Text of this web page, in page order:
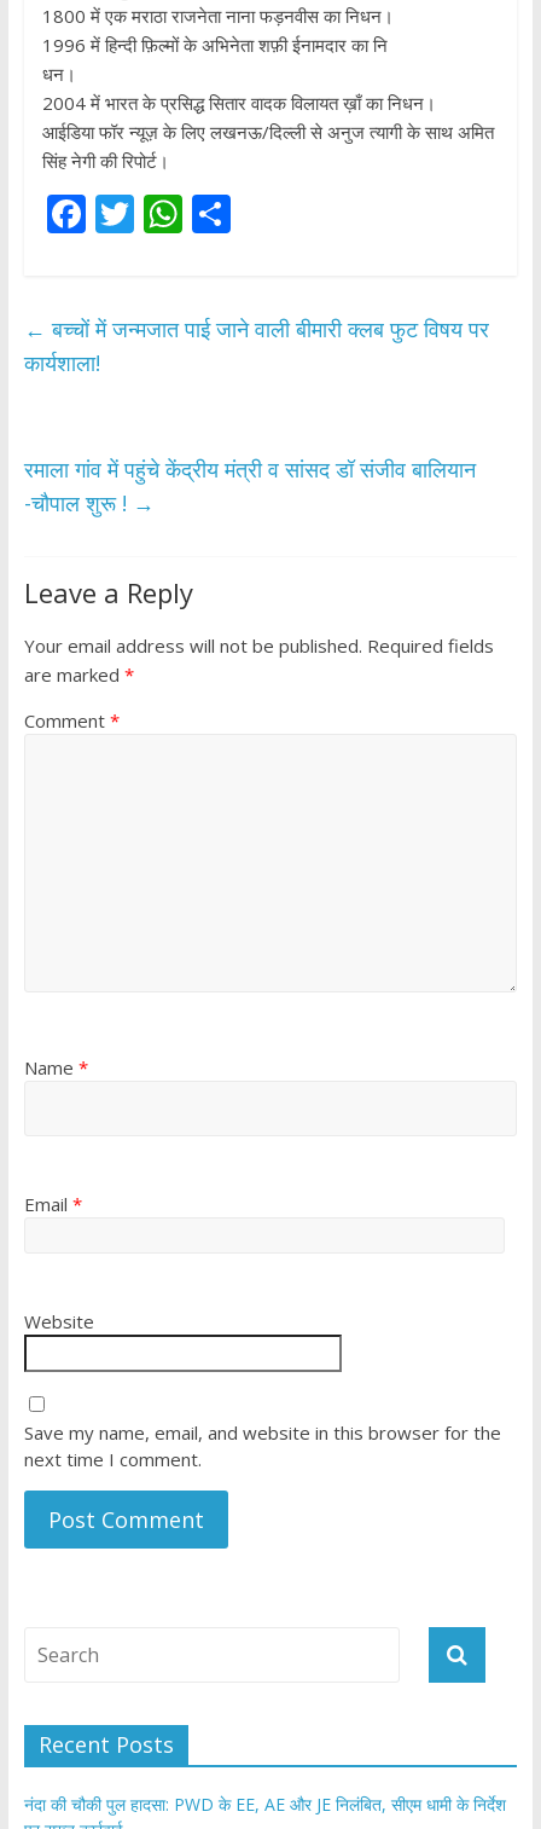
1800 में एक मराठा राजनेता नाना फड़नवीस का निधन।
1996 में हिन्दी फ़िल्मों के अभिनेता शफ़ी ईनामदार का नि
धन।
2004 में भारत के प्रसिद्ध सितार वादक विलायत ख़ाँ का निधन।
आईडिया फॉर न्यूज़ के लिए लखनऊ/दिल्ली से अनुज त्यागी के साथ अमित
सिंह नेगी की रिपोर्ट।
F
b
o
k
T
er
W
s
p
S
e
← बच्चों में जन्मजात पाई जाने वाली बीमारी क्लब फुट विषय पर
कार्यशाला!
रमाला गांव में पहुंचे केंद्रीय मंत्री व सांसद डॉ संजीव बालियान
-चौपाल शुरू ! →
Leave a Reply
Your email address will not be published. Required fields
are marked *
Comment *
Name *
Email *
Website
Save my name, email, and website in this browser for the
next time I comment.
Recent Posts
नंदा की चौकी पुल हादसा: PWD के EE, AE और JE निलंबित, सीएम धामी के निर्देश